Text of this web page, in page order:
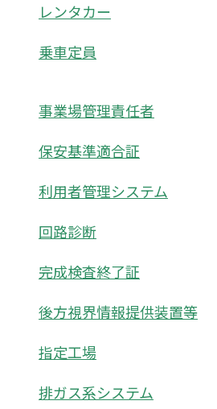
レンタカー
乗車定員
事業場管理責任者
保安基準適合証
利用者管理システム
回路診断
完成検査終了証
後方視界情報提供装置等
指定工場
排ガス系システム